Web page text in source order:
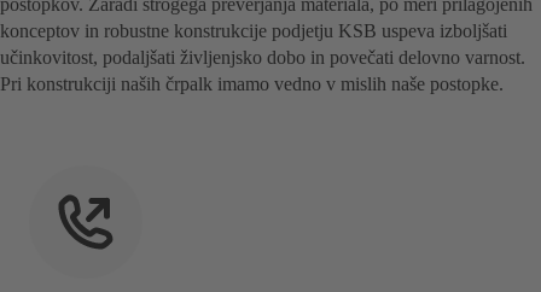
postopkov. Zaradi strogega preverjanja materiala, po meri prilagojenih
konceptov in robustne konstrukcije podjetju KSB uspeva izboljšati
učinkovitost, podaljšati življenjsko dobo in povečati delovno varnost.
Pri konstrukciji naših črpalk imamo vedno v mislih naše postopke.